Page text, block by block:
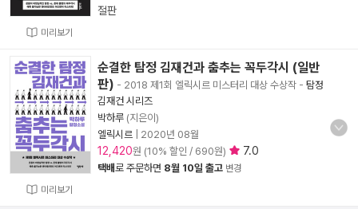
미리보기
절판
미리보기
순결한 탐정 김재건과 춤추는 꼭두각시 (일반
판) - 2018 제1회 엘릭시르 미스터리 대상 수상작 - 탐정
김재건 시리즈
박하루 (지은이)
엘릭시르
2020년 08월
12,420원 (10% 할인 / 690원) 7.0
택배로 주문하면 8월 10일 출고 변경